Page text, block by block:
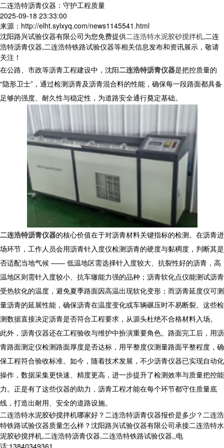
二连浩特沥青仪器：守护工程质量
2025-09-18 23:33:00
来源：http://elht.sylxyq.com/news1145541.html
沈阳路兴试验仪器有限公司为您免费提供二连浩特水泥胶砂搅拌机,二连
浩特沥青仪器,二连浩特铁路试验仪器等相关信息发布和资讯展示，敬请
关注！
在公路、市政等沥青工程建设中，沈阳二连浩特沥青仪器是把控质量的
“隐形卫士”，通过检测沥青及沥青混合料的性能，确保每一段路面都具备
足够的强度、耐久性与稳定性，为道路安全通行奠定基础。
二连浩特沥青仪器的核心价值在于对沥青材料关键指标的检测。在沥青进
场环节，工作人员会用沥青针入度仪检测沥青的硬度与黏稠度，判断其是
否适配当地气候 —— 低温地区需选择针入度较大、抗裂性好的沥青，高
温地区则需针入度较小、抗车辙能力强的品种；沥青软化点仪能测试沥青
受热软化的温度，避免夏季路面因高温出现软化变形；而沥青延度仪可测
量沥青的延展性能，确保沥青在温度变化或车辆碾压时不易断裂。这些检
测数据直接决定沥青是否符合工程要求，从源头杜绝不合格材料入场。
此外，沥青仪器还在工程验收与维护中扮演重要角色。路面完工后，用沥
青路面测定仪检测路面厚度是否达标，用平整度仪测量路面平整程度，确
保工程符合验收标准。如今，随着技术发展，不少沥青仪器已实现自动化
操作，数据采集更快速、精度更高，进一步提升了检测效率与质量把控能
力。正是有了这些仪器的助力，沥青工程才能在每个环节都守住质量底
线，打造出耐用、安全的道路设施。
二连浩特水泥胶砂搅拌机哪家好？二连浩特沥青仪器报价是多少？二连浩
特铁路试验仪器质量怎么样？沈阳路兴试验仪器有限公司承接二连浩特水
泥胶砂搅拌机,二连浩特沥青仪器,二连浩特铁路试验仪器,,电
话:13840349361